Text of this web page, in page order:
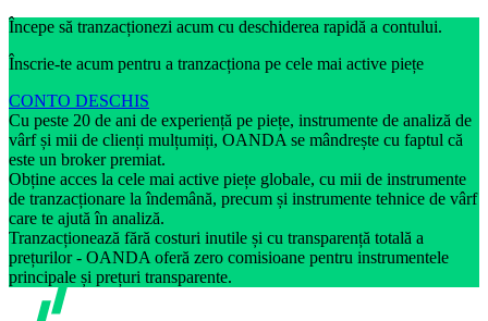
Începe să tranzacționezi acum cu deschiderea rapidă a contului.
Înscrie-te acum pentru a tranzacționa pe cele mai active piețe
CONTO DESCHIS
Cu peste 20 de ani de experiență pe piețe, instrumente de analiză de
vârf și mii de clienți mulțumiți, OANDA se mândrește cu faptul că
este un broker premiat.
Obține acces la cele mai active piețe globale, cu mii de instrumente
de tranzacționare la îndemână, precum și instrumente tehnice de vârf
care te ajută în analiză.
Tranzacționează fără costuri inutile și cu transparență totală a
prețurilor - OANDA oferă zero comisioane pentru instrumentele
principale și prețuri transparente.